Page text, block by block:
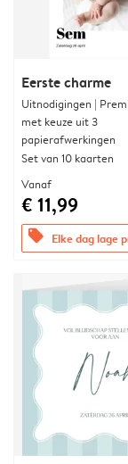
Eerste charme
Uitnodigingen |
met keuze uit 3
papierafwerkingen
Set van 10 kaarten
Vanaf
€ 11,99
offers Elke dag lage